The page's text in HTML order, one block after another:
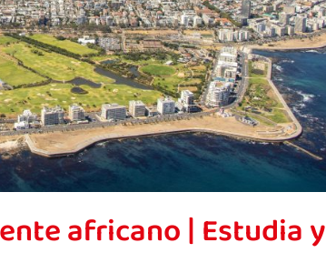
africano | Estudia y